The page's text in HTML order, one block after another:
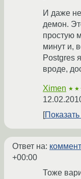
И даже
демон.
простую
минут и,
Postgres
вроде,
Ximen
Ответ на:
+00:00
Тоже